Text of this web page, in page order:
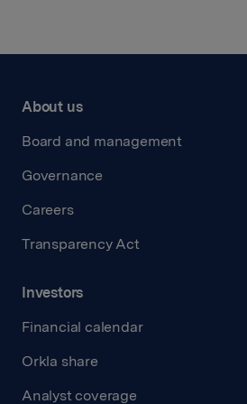
About us
Board and management
Governance
Careers
Transparency Act
Investors
Financial calendar
Orkla share
Analyst coverage